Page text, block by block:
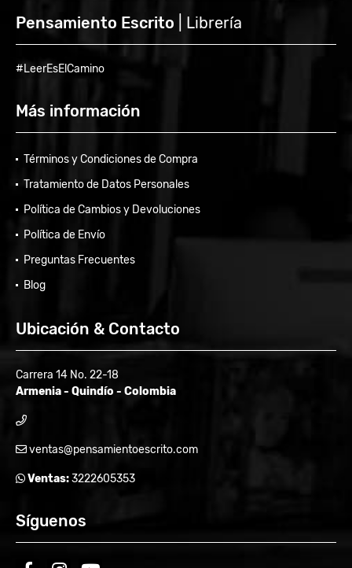
Pensamiento Escrito | Librería
#LeerEsElCamino
Más información
Términos y Condiciones de Compra
Tratamiento de Datos Personales
Política de Cambios y Devoluciones
Política de Envío
Preguntas Frecuentes
Blog
Ubicación & Contacto
Carrera 14 No. 22-18
Armenia - Quindío - Colombia
ventas@pensamientoescrito.com
Ventas:3222605353
Síguenos